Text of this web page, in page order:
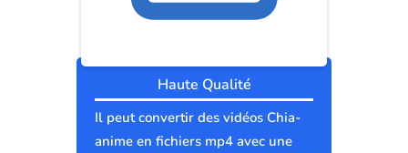
Haute Qualité
Il peut convertir des vidéos Chia-
anime en fichiers mp4 avec une